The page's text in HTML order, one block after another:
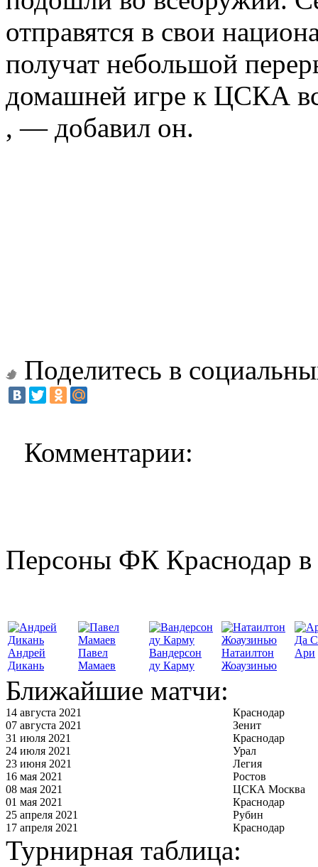
отправятся в свои
получат небольшой
домашней игре к ЦСКА
, — добавил он.
Поделитесь в
Комментарии:
Персоны ФК Краснодар в
Андрей
Дикань
Павел
Мамаев
Вандерсон
ду Карму
Натаилтон
Жоаузинью
Да
Ари
Ближайшие матчи:
14 августа 2021
Краснодар
07 августа 2021
Зенит
31 июля 2021
Краснодар
24 июля 2021
Урал
23 июня 2021
Легия
16 мая 2021
Ростов
08 мая 2021
ЦСКА Москва
01 мая 2021
Краснодар
25 апреля 2021
Рубин
17 апреля 2021
Краснодар
Турнирная таблица: